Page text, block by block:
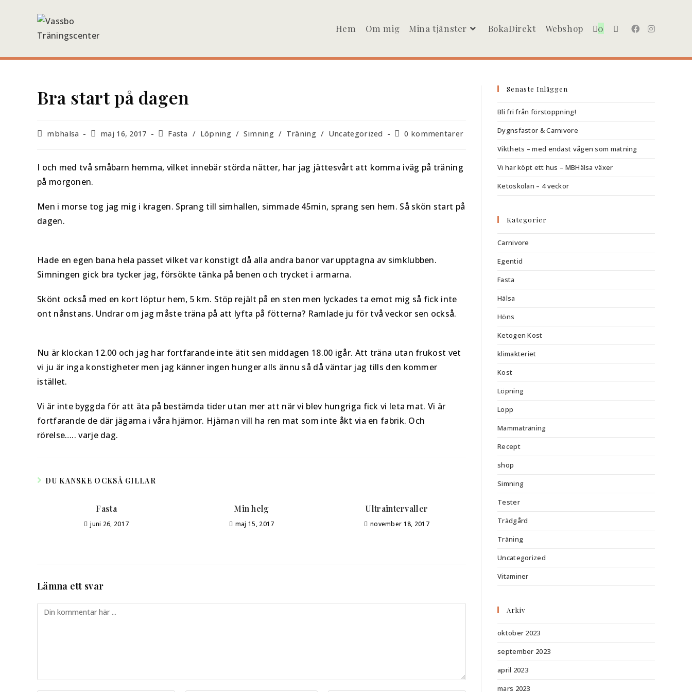
Hem Om mig Mina tjänster BokaDirekt Webshop 0 Slå
Bra start på dagen
Inläggsförfattare:
mbhalsa
Inlägget
maj 16, 2017 Inläggskategori:
Fasta / Löpning / Simning / Träning / Uncategorized
Kommentarer
0 kommentarer
I och med två småbarn hemma, vilket innebär störda nätter, har jag jättesvårt att komma iväg på träning
på morgonen.
Men i morse tog jag mig i kragen. Sprang till simhallen, simmade 45min, sprang sen hem. Så skön start på
dagen.
Hade en egen bana hela passet vilket var konstigt då alla andra banor var upptagna av simklubben.
Simningen gick bra tycker jag, försökte tänka på benen och trycket i armarna.
Skönt också med en kort löptur hem, 5 km. Stöp rejält på en sten men lyckades ta emot mig så fick inte
ont nånstans. Undrar om jag måste träna på att lyfta på fötterna? Ramlade ju för två veckor sen också.
Nu är klockan 12.00 och jag har fortfarande inte ätit sen middagen 18.00 igår. Att träna utan frukost vet
vi ju är inga konstigheter men jag känner ingen hunger alls ännu så då väntar jag tills den kommer
istället.
Vi är inte byggda för att äta på bestämda tider utan mer att när vi blev hungriga fick vi leta mat. Vi är
fortfarande de där jägarna i våra hjärnor. Hjärnan vill ha ren mat som inte åkt via en fabrik. Och
rörelse….. varje dag.
DU KANSKE OCKSÅ GILLAR
Fasta
juni 26, 2017
Min helg
maj 15, 2017
Ultraintervaller
november 18, 2017
Lämna ett svar
Kommentar
Senaste Inläggen
Bli fri från förstoppning!
Dygnsfastor & Carnivore
Vikthets – med endast vågen som mätning
Vi har köpt ett hus – MBHälsa växer
Ketoskolan – 4 veckor
Kategorier
Carnivore
Egentid
Fasta
Hälsa
Höns
Ketogen Kost
klimakteriet
Kost
Löpning
Lopp
Mammaträning
Recept
shop
Simning
Tester
Trädgård
Träning
Uncategorized
Vitaminer
Arkiv
oktober 2023
september 2023
april 2023
mars 2023